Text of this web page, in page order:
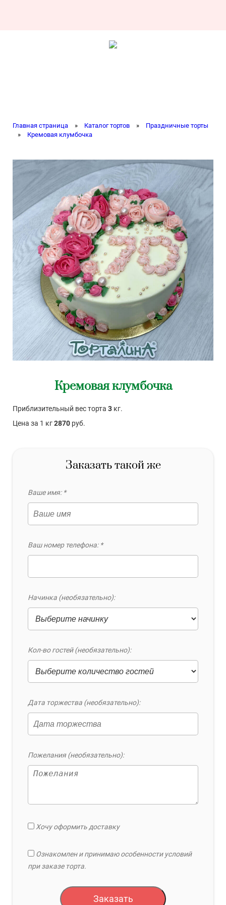
Главная страница » Каталог тортов »
Праздничные торты
»
Кремовая клумбочка
Кремовая клумбочка
Приблизительный вес торта 3 кг.
Цена за 1 кг2870 руб.
Заказать такой же
Ваше имя: *
Ваш номер телефона: *
Начинка (необязательно):
Кол-во гостей (необязательно):
Дата торжества (необязательно):
Пожелания (необязательно):
Хочу оформить доставку
Ознакомлен и принимаю особенности условий
при заказе торта.
Заказать